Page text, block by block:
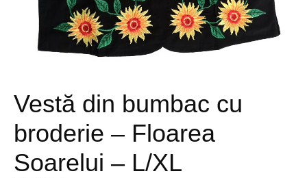
Vestă din bumbac cu
broderie – Floarea
Soarelui – L/XL